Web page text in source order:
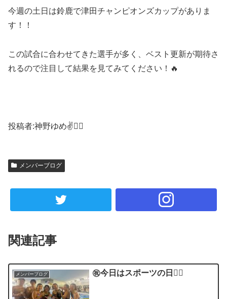
今週の土日は鈴鹿で津田チャンピオンズカップがありま
す！！
この試合に合わせてきた選手が多く、ベスト更新が期待さ
れるので注目して結果を見てみてください！🔥
投稿者:神野ゆめ✌️❤️‍🔥
メンバーブログ
関連記事
メンバーブログ ㊗️今日はスポーツの日🏊‍♀️